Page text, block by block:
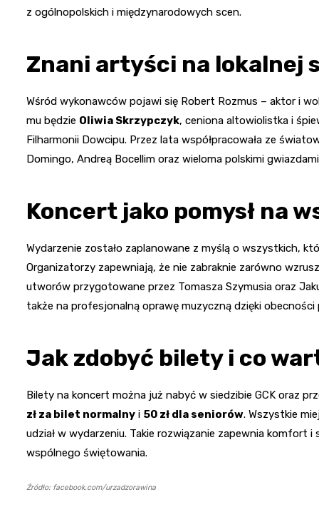
z ogólnopolskich i międzynarodowych scen.
Znani artyści na lokalnej
Wśród wykonawców pojawi się Robert Rozmus – aktor i
mu będzie Oliwia Skrzypczyk, ceniona altowiolistka i
Filharmonii Dowcipu. Przez lata współpracowała ze
Domingo, Andreą Bocellim oraz wieloma polskimi
Koncert jako pomysł na
Wydarzenie zostało zaplanowane z myślą o wszystkich,
Organizatorzy zapewniają, że nie zabraknie zarówno
utworów przygotowane przez Tomasza Szymusia oraz
także na profesjonalną oprawę muzyczną dzięki obecności
Jak zdobyć bilety i co
Bilety na koncert można już nabyć w siedzibie GCK oraz
zł za bilet normalny i 50 zł dla seniorów. Wszystkie
udział w wydarzeniu. Takie rozwiązanie zapewnia komfort
wspólnego świętowania.
Źródło: facebook.com/urzadzorawina